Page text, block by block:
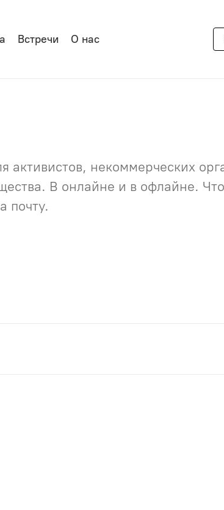
Встречи О нас
активистов, некоммерческих
В онлайне и в офлайне.
почту.